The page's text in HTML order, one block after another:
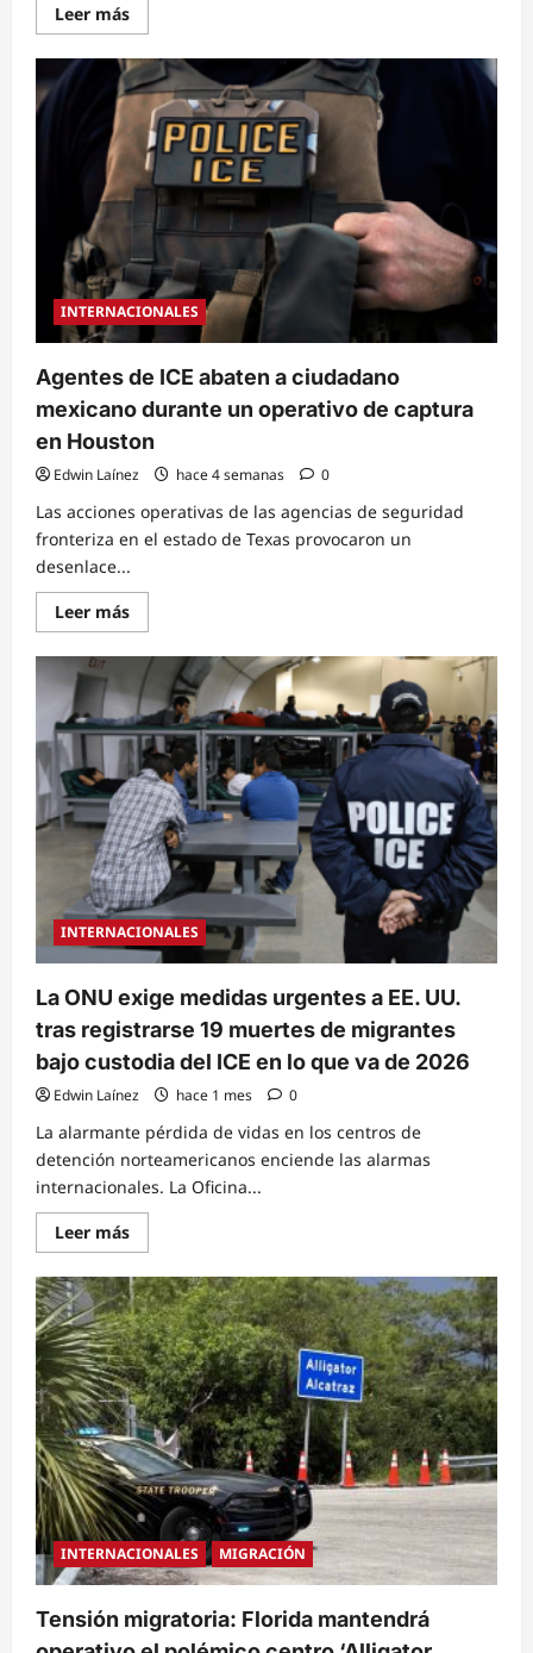
Leer másRead
more
Indignación
por
muerte
colombiano
con
permiso
de
trabajo
tiroteo
agentes
del
ICE
en
Maine
INTERNACIONALES
Agentes de ICE abaten a ciudadano
mexicano durante un operativo de captura
en Houston
Edwin Laínez hace 4 semanas 0
Las acciones operativas de las agencias de seguridad
fronteriza en el estado de Texas provocaron un
desenlace...
Leer másRead
more
Agentes
de
ICE
abaten
a
ciudadano
mexicano
durante
un
operativo
de
captura
en
Houston
INTERNACIONALES
La ONU exige medidas urgentes a EE. UU.
tras registrarse 19 muertes de migrantes
bajo custodia del ICE en lo que va de 2026
Edwin Laínez hace 1 mes 0
La alarmante pérdida de vidas en los centros de
detención norteamericanos enciende las alarmas
internacionales. La Oficina...
Leer másRead
more
La
ONU
exige
medidas
urgentes
a
EE.
UU.
tras
registrarse
19
muertes
de
migrantes
bajo
custodia
del
ICE
en
que
va
de
INTERNACIONALES MIGRACIÓN
Tensión migratoria: Florida mantendrá